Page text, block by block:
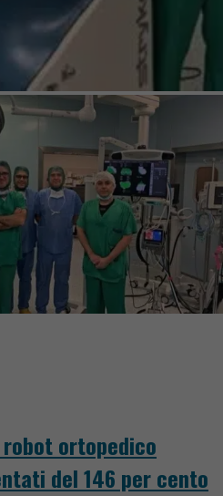
ortopedico
del 146 per cento